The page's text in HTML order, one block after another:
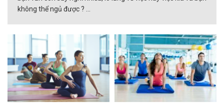
không thể ngủ được ? ...